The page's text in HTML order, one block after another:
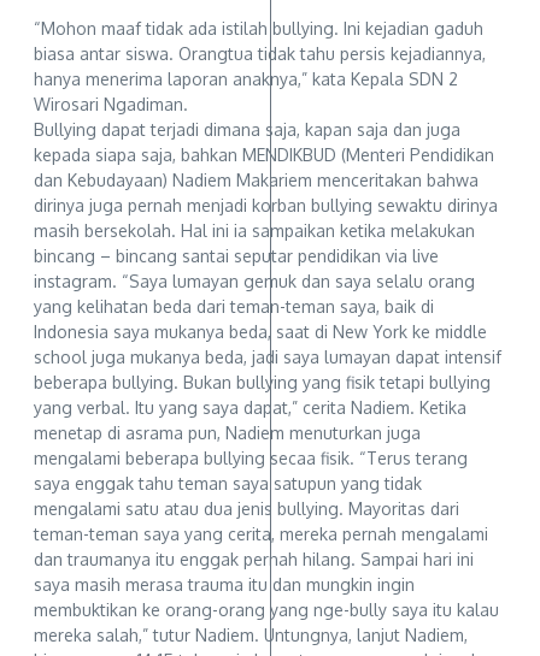
“Mohon maaf tidak ada istilah bullying. Ini kejadian gaduh
biasa antar siswa. Orangtua tidak tahu persis kejadiannya,
hanya menerima laporan anaknya,” kata Kepala SDN 2
Wirosari Ngadiman.
Bullying dapat terjadi dimana saja, kapan saja dan juga
kepada siapa saja, bahkan MENDIKBUD (Menteri Pendidikan
dan Kebudayaan) Nadiem Makariem menceritakan bahwa
dirinya juga pernah menjadi korban bullying sewaktu dirinya
masih bersekolah. Hal ini ia sampaikan ketika melakukan
bincang – bincang santai seputar pendidikan via live
instagram. “Saya lumayan gemuk dan saya selalu orang
yang kelihatan beda dari teman-teman saya, baik di
Indonesia saya mukanya beda, saat di New York ke middle
school juga mukanya beda, jadi saya lumayan dapat intensif
beberapa bullying. Bukan bullying yang fisik tetapi bullying
yang verbal. Itu yang saya dapat,” cerita Nadiem. Ketika
menetap di asrama pun, Nadiem menuturkan juga
mengalami beberapa bullying secaa fisik. “Terus terang
saya enggak tahu teman saya satupun yang tidak
mengalami satu atau dua jenis bullying. Mayoritas dari
teman-teman saya yang cerita, mereka pernah mengalami
dan traumanya itu enggak pernah hilang. Sampai hari ini
saya masih merasa trauma itu dan mungkin ingin
membuktikan ke orang-orang yang nge-bully saya itu kalau
mereka salah,” tutur Nadiem. Untungnya, lanjut Nadiem,